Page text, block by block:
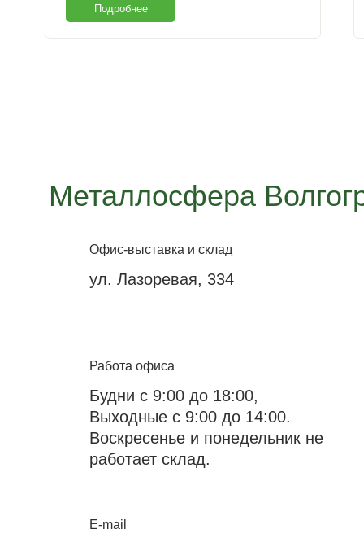
Подробнее
Металлосфера
Офис-выставка и склад
ул. Лазоревая, 334
Работа офиса
Будни с 9:00 до 18:00,
Выходные с 9:00 до 14:00.
Воскресенье и понедельник не
работает склад.
E-mail